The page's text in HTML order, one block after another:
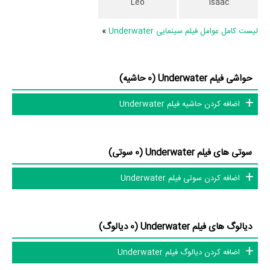
در میان بازیگران Underwater نیز 28 همکاریِ اول رخ داده، به‌عبارت دیگر در
Radocو Kayden Gray،Jaxon Radoc و
RadocوMark Kempson
.
از آنها درمنظومیک صفحه اختصاصی دارند.
تاکنون در بخش‌های گالری عکس و پوستر فیلم Underwater، ویدئو و تیزر
فیلم Underwater، حواشی فیلم Underwater، دیالوگ برتر فیلم
لیست کامل عوامل فیلم سینمایی Underwater »
حواشی فیلم Underwater (0 حاشیه)
اضافه کردن حاشیه فیلم Underwater
سوتی های فیلم Underwater (0 سوتی)
اضافه کردن سوتی فیلم Underwater
دیالوگ های فیلم Underwater (0 دیالوگ)
اضافه کردن دیالوگ فیلم Underwater